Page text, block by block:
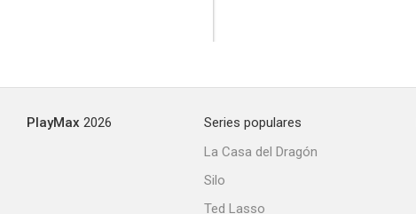
PlayMax 2026
Series populares
La Casa del Dragón
Silo
Ted Lasso